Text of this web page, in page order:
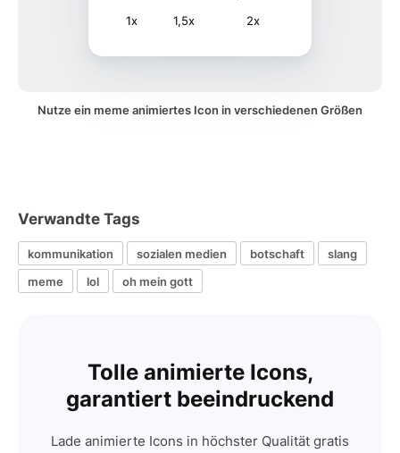
1x 1,5x 2x
Nutze ein meme animiertes Icon in verschiedenen Größen
Verwandte Tags
kommunikation sozialen medien botschaft
slang
meme
lol oh mein gott
Tolle animierte Icons,
garantiert beeindruckend
Lade animierte Icons in höchster Qualität gratis